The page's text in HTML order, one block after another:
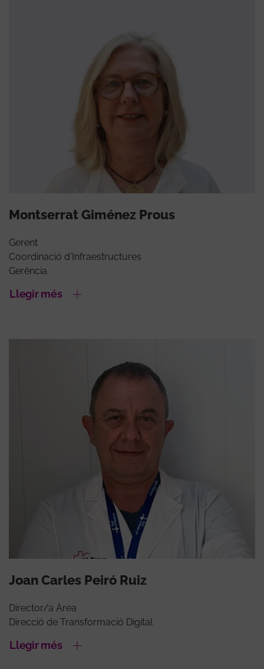
Montserrat Giménez Prous
Gerent
Coordinació d'Infraestructures
Gerència
Llegir més
Joan Carles Peiró Ruiz
Director/a Àrea
Direcció de Transformació Digital
Llegir més